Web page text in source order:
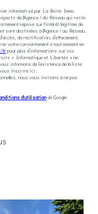
informatisé par La Boite Immo
de l'Agence / du Réseau qui reste
repose sur l'intérêt légitime de
sont destinées à l'Agence / au Réseau.
de rectification, d’effacement,
votre consentement à tout moment en
frpour plus d’informations sur vos
« Informatique et Libertés » ne
informons de l’existence de la liste
vous inscrire ici :
nous vous invitons à ne pas
d'utilisationde Google